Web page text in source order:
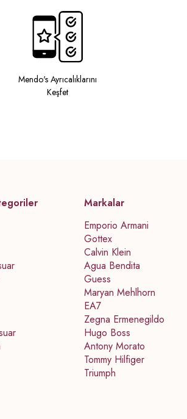
Mendo's Ayrıcalıklarını
Keşfet
Markalar
Emporio Armani
Gottex
Calvin Klein
Agua Bendita
Guess
Maryan Mehlhorn
EA7
Zegna Ermenegildo
Hugo Boss
Antony Morato
Tommy Hilfiger
Triumph